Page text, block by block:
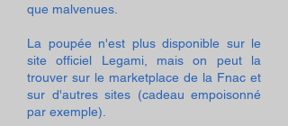
que malvenues.
La poupée n'est plus disponible sur le
site officiel Legami, mais on peut la
trouver sur le marketplace de la Fnac et
sur d'autres sites (cadeau empoisonné
par exemple).